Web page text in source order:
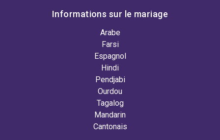
Informations sur le mariage
Arabe
Farsi
Espagnol
Hindi
Pendjabi
Ourdou
Tagalog
Mandarin
Cantonais